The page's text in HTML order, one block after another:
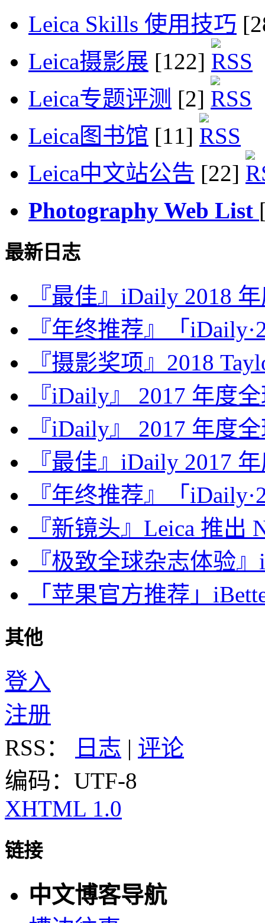
Leica Skills 使用技巧
Leica摄影展 [122]
Leica专题评测 [2]
Leica图书馆 [11]
Leica中文站公告 [22]
Photography Web List
最新日志
『最佳』iDaily 2018
『年终推荐』「
『摄影奖项』2018
『iDaily』 2017 年度
『iDaily』 2017 年度
『最佳』iDaily 2017
『年终推荐』「
『新镜头』Leica 推出
『极致全球杂志体验
「苹果官方推荐」
其他
登入
注册
RSS：
日志 | 评论
编码：UTF-8
XHTML 1.0
链接
中文博客导航